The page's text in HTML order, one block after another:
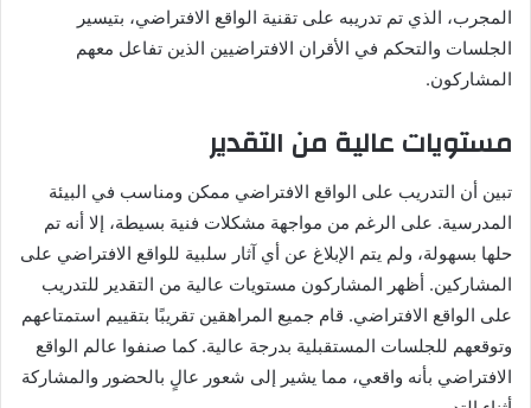
المجرب، الذي تم تدريبه على تقنية الواقع الافتراضي، بتيسير
الجلسات والتحكم في الأقران الافتراضيين الذين تفاعل معهم
المشاركون.
مستويات عالية من التقدير
تبين أن التدريب على الواقع الافتراضي ممكن ومناسب في البيئة
المدرسية. على الرغم من مواجهة مشكلات فنية بسيطة، إلا أنه تم
حلها بسهولة، ولم يتم الإبلاغ عن أي آثار سلبية للواقع الافتراضي على
المشاركين. أظهر المشاركون مستويات عالية من التقدير للتدريب
على الواقع الافتراضي. قام جميع المراهقين تقريبًا بتقييم استمتاعهم
وتوقعهم للجلسات المستقبلية بدرجة عالية. كما صنفوا عالم الواقع
الافتراضي بأنه واقعي، مما يشير إلى شعور عالٍ بالحضور والمشاركة